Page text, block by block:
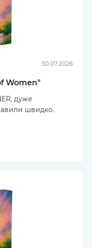
30.07.2026
Women"
дуже
швидко.